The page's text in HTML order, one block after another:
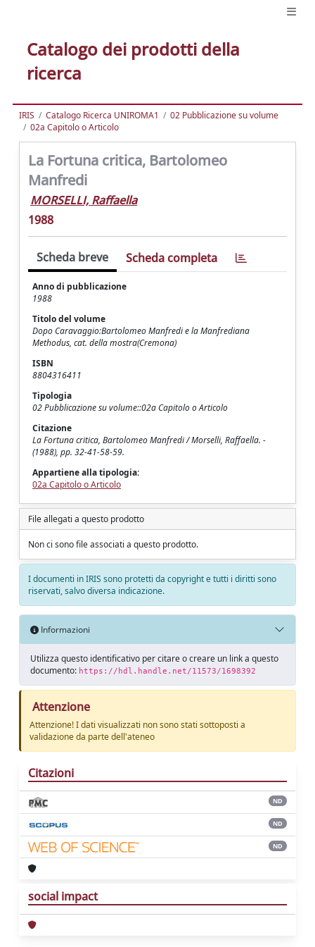
Catalogo dei prodotti della
ricerca
IRIS Catalogo Ricerca UNIROMA1
02 Pubblicazione su volume
02a Capitolo o Articolo
La Fortuna critica, Bartolomeo
Manfredi
MORSELLI, Raffaella
1988
Scheda breve Scheda completa
Anno di pubblicazione
1988
Titolo del volume
Dopo Caravaggio:Bartolomeo Manfredi e la Manfrediana
Methodus, cat. della mostra(Cremona)
ISBN
8804316411
Tipologia
02 Pubblicazione su volume::02a Capitolo o Articolo
Citazione
La Fortuna critica, Bartolomeo Manfredi / Morselli, Raffaella. -
(1988), pp. 32-41-58-59.
Appartiene alla tipologia:
02a Capitolo o Articolo
File allegati a questo prodotto
Non ci sono file associati a questo prodotto.
I documenti in IRIS sono protetti da copyright e tutti i diritti sono
riservati, salvo diversa indicazione.
Informazioni
Utilizza questo identificativo per citare o creare un link a questo
documento: https://hdl.handle.net/11573/1698392
Attenzione
Attenzione! I dati visualizzati non sono stati sottoposti a
validazione da parte dell'ateneo
Citazioni
ND
ND
ND
social impact